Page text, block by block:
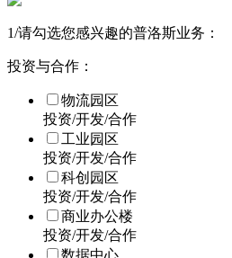
1/请勾选您感兴趣的普洛斯业务：
投资与合作：
物流园区
投资/开发/合作
工业园区
投资/开发/合作
科创园区
投资/开发/合作
商业办公楼
投资/开发/合作
数据中心